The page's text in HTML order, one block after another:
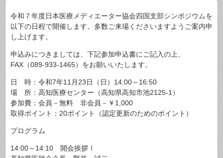
令和７年度日本医療メディエーター協会四国支部シンポジウムを
以下の日程で開催します。多数ご来場くださいますようご案内申
し上げます。
申込みにつきましては、下記参加申込書にご記入の上、
FAX（089-933-1465）をお願いいたします。
日 時：令和7年11月23日（日）14:00～16:50
場 所：高知医療センター（高知県高知市池2125-1）
参加費：会員－無料 非会員－￥1,000
取得ポイント：20ポイント（認定更新のためのポイント）
プログラム
14:00～14:10 開会挨拶Ⅰ